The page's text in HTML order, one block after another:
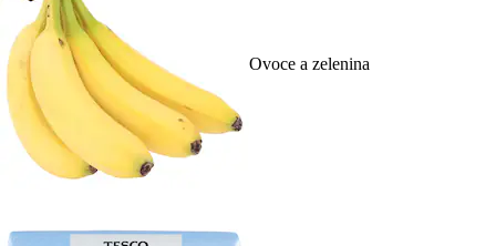
Ovoce a zelenina